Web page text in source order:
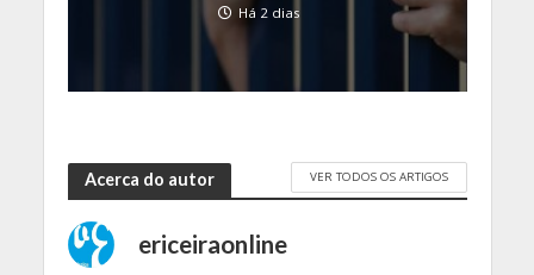
Há 2 dias
Acerca do autor VER TODOS OS ARTIGOS
ericeiraonline